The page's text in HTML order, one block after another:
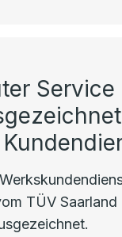
Service
TÜV Saarland